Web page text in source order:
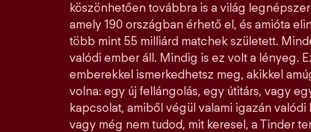
köszönhetően továbbra is a világ
amely 190 országban érhető el, és amióta
több mint 55 milliárd matchek született.
valódi ember áll. Mindig is ez volt a lényeg.
emberekkel ismerkedhetsz meg, akikkel
volna: egy új fellángolás, egy útitárs, vagy
kapcsolat, amiből végül valami igazán valódi
vagy még nem tudod, mit keresel, a Tinder